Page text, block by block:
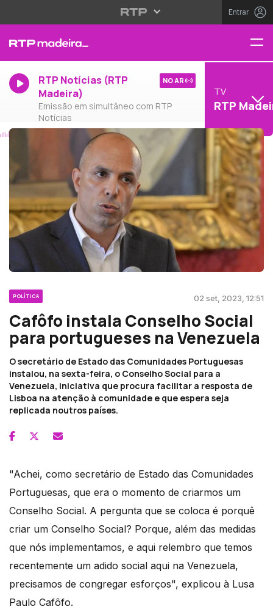
Entrar
RTP Notícias (RTP
Madeira)
Emissão em simultâneo com RTP
Notícias
NO AR
TV
RTP
POLÍTICA 02 set, 2023, 12:51
Cafôfo instala Conselho Social
para portugueses na Venezuela
O secretário de Estado das Comunidades Portuguesas
instalou, na sexta-feira, o Conselho Social para a
Venezuela, iniciativa que procura facilitar a resposta de
Lisboa na atenção à comunidade e que espera seja
replicada noutros países.
"Achei, como secretário de Estado das Comunidades
Portuguesas, que era o momento de criarmos um
Conselho Social. A pergunta que se coloca é porquê
criar um Conselho Social? Porque, além das medidas
que nós implementamos, e aqui relembro que temos
recentemente um adido social aqui na Venezuela,
precisamos de congregar esforços", explicou à Lusa
Paulo Cafôfo.